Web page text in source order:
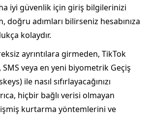
iyi güvenlik için giriş bilgilerinizi
doğru adımları bilirseniz hesabınıza
kolaydır.
ayrıntılara girmeden, TikTok
veya en yeni biyometrik Geçiş
ile nasıl sıfırlayacağınızı
hiçbir bağlı verisi olmayan
kurtarma yöntemlerini ve